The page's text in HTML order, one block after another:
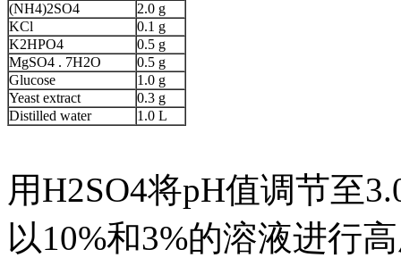
(NH4)2SO4
2.0 g
KCl
0.1 g
K2HPO4
0.5 g
MgSO4 . 7H2O
0.5 g
Glucose
1.0 g
Yeast extract
0.3 g
Distilled water
1.0 L
用H2SO4将pH值调节至
以10%和3%的溶液进行